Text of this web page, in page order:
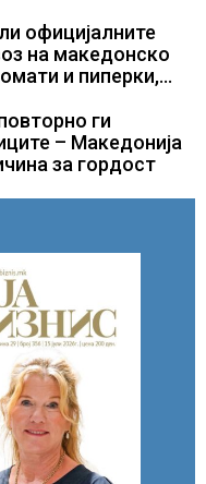
официјалните
на македонско
и пиперки,
ги
– Македонија
за гордост